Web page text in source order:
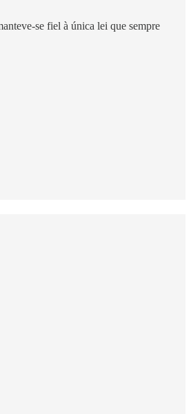
se fiel à única lei que sempre